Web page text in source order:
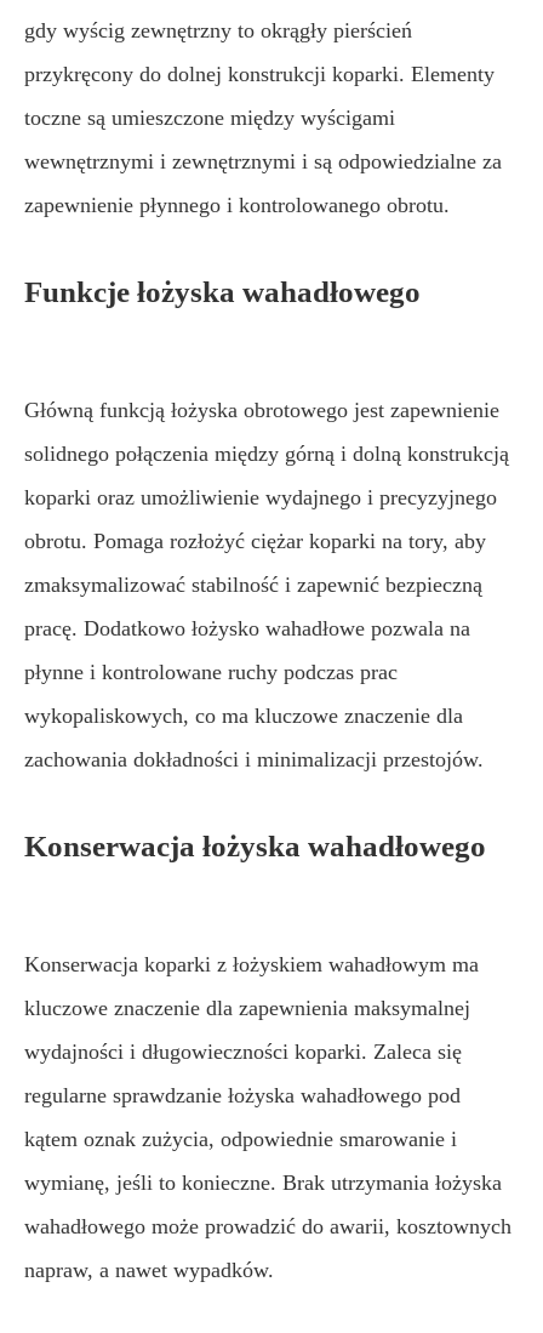
gdy wyścig zewnętrzny to okrągły pierścień
przykręcony do dolnej konstrukcji koparki. Elementy
toczne są umieszczone między wyścigami
wewnętrznymi i zewnętrznymi i są odpowiedzialne za
zapewnienie płynnego i kontrolowanego obrotu.
Funkcje łożyska wahadłowego
Główną funkcją łożyska obrotowego jest zapewnienie
solidnego połączenia między górną i dolną konstrukcją
koparki oraz umożliwienie wydajnego i precyzyjnego
obrotu. Pomaga rozłożyć ciężar koparki na tory, aby
zmaksymalizować stabilność i zapewnić bezpieczną
pracę. Dodatkowo łożysko wahadłowe pozwala na
płynne i kontrolowane ruchy podczas prac
wykopaliskowych, co ma kluczowe znaczenie dla
zachowania dokładności i minimalizacji przestojów.
Konserwacja łożyska wahadłowego
Konserwacja koparki z łożyskiem wahadłowym ma
kluczowe znaczenie dla zapewnienia maksymalnej
wydajności i długowieczności koparki. Zaleca się
regularne sprawdzanie łożyska wahadłowego pod
kątem oznak zużycia, odpowiednie smarowanie i
wymianę, jeśli to konieczne. Brak utrzymania łożyska
wahadłowego może prowadzić do awarii, kosztownych
napraw, a nawet wypadków.